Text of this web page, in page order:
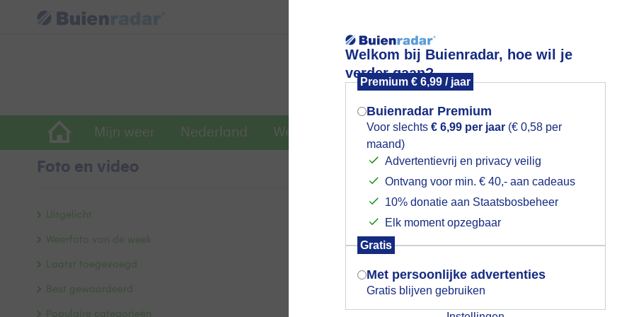
Welkom bij Buienradar, hoe wil je
verder gaan?
Premium € 6,99 / jaar
Buienradar Premium
Voor slechts € 6,99 per jaar (€ 0,58 per
maand)
Advertentievrij en privacy veilig
Ontvang voor min. € 40,- aan cadeaus
10% donatie aan Staatsbosbeheer
Elk moment opzegbaar
Gratis
Met persoonlijke advertenties
Gratis blijven gebruiken
Mijn weer Nederland Wereldwijd Foto en video Weerzine
Foto en video
Uitgelicht
Weerfoto van de week
Laatst toegevoegd
Best gewaardeerd
Populaire categorieën
Mogen we je locatie gebruiken voor
het weer?
Indien je hier nog geen akkoord op hebt
gegeven, verschijnt er zo een pop-up uit
je browser waarin deze toestemming
gevraagd wordt.